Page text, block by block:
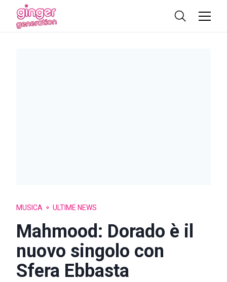
MUSICA ULTIME NEWS
Mahmood: Dorado è il
nuovo singolo con
Sfera Ebbasta